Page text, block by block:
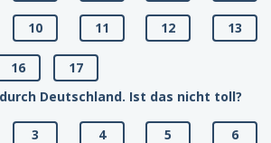
10 11 12 13
16
17
Deutschland. Ist das nicht toll?
3 4 5 6